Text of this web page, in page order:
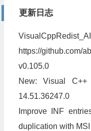
更新日志
https://github.com/
v0.105.0
New: Visual
14.51.36247.0
Improve INF
duplication with